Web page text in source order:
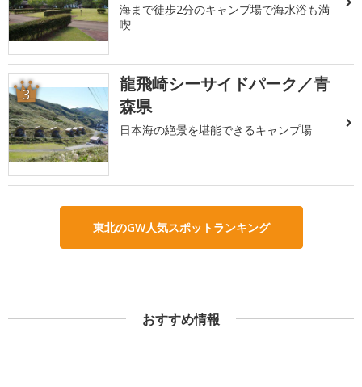
海まで徒歩2分のキャンプ場で海水浴も満
喫
3
龍飛崎シーサイドパーク／青
森県
日本海の絶景を堪能できるキャンプ場
東北のGW人気スポットランキング
おすすめ情報